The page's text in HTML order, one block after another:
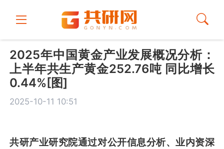
2025年中国黄金产业发展概况分析：
上半年共生产黄金252.76吨 同比增长
0.44%[图]
2025-10-11 10:51
共研产业研究院通过对公开信息分析、业内资深